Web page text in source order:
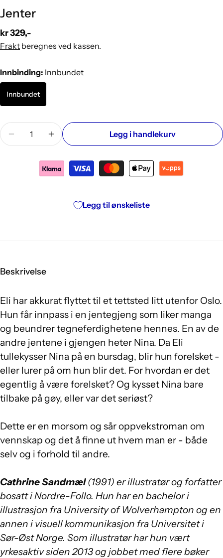
Jenter
Vanlig
pris
kr 329,-
Frakt beregnes ved kassen.
Innbinding: Innbundet
Innbundet
Mengde
Reduser antallet for Jenter
Øk antallet for Jenter
Legg i handlekurv
Legg til ønskeliste
Beskrivelse
Eli har akkurat flyttet til et tettsted litt utenfor Oslo.
Hun får innpass i en jentegjeng som liker manga
og beundrer tegneferdighetene hennes. En av de
andre jentene i gjengen heter Nina. Da Eli
tullekysser Nina på en bursdag, blir hun forelsket -
eller lurer på om hun blir det. For hvordan er det
egentlig å være forelsket? Og kysset Nina bare
tilbake på gøy, eller var det seriøst?
Dette er en morsom og sår oppvekstroman om
vennskap og det å finne ut hvem man er - både
selv og i forhold til andre.
Cathrine Sandmæl(1991) er illustratør og forfatter
bosatt i Nordre-Follo. Hun har en bachelor i
illustrasjon fra University of Wolverhampton og en
annen i visuell kommunikasjon fra Universitet i
Sør-Øst Norge. Som illustratør har hun vært
yrkesaktiv siden 2013 og jobbet med flere bøker